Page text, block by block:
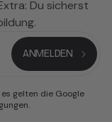
Du sicherst
gelten die Google
.